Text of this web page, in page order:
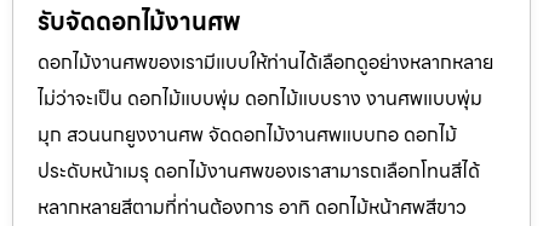
รับจัดดอกไม้งานศพ
ดอกไม้งานศพของเรามีแบบให้ท่านได้เลือกดูอย่างหลากหลาย
ไม่ว่าจะเป็น ดอกไม้แบบพุ่ม ดอกไม้แบบราง งานศพแบบพุ่ม
มุก สวนนกยูงงานศพ จัดดอกไม้งานศพแบบกอ ดอกไม้
ประดับหน้าเมรุ ดอกไม้งานศพของเราสามารถเลือกโทนสีได้
หลากหลายสีตามที่ท่านต้องการ อาทิ ดอกไม้หน้าศพสีขาว